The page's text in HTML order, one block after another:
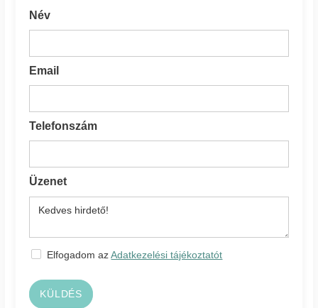
Név
Email
Telefonszám
Üzenet
Elfogadom azAdatkezelési tájékoztatót
KÜLDÉS